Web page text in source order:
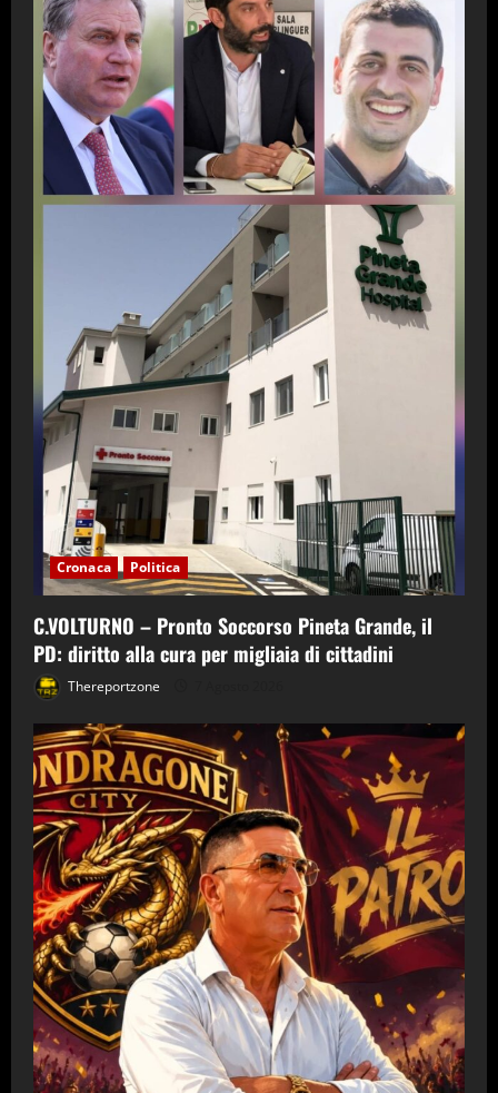
Cronaca Politica
C.VOLTURNO – Pronto Soccorso Pineta Grande, il
PD: diritto alla cura per migliaia di cittadini
Thereportzone